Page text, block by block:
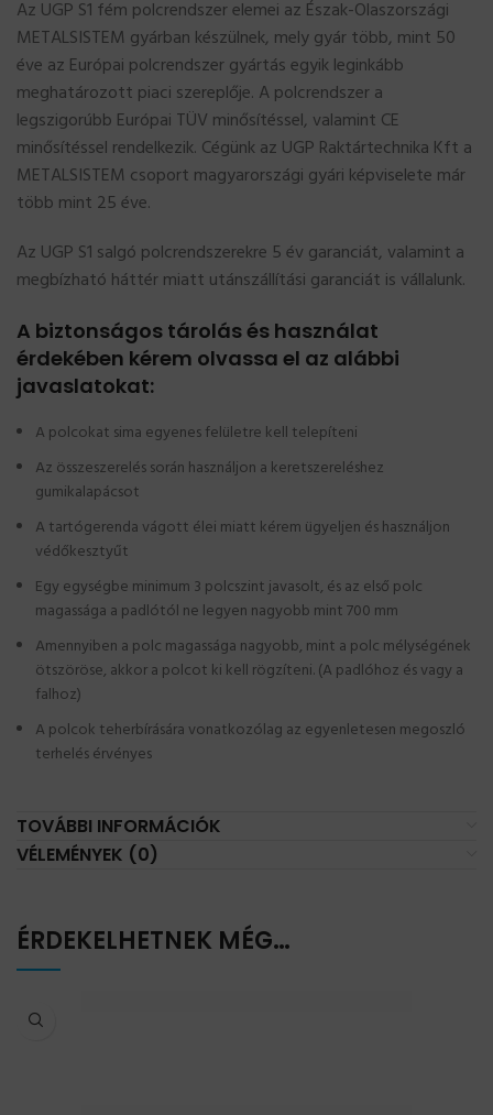
Az UGP S1 fém polcrendszer elemei az Észak-Olaszországi
METALSISTEM gyárban készülnek, mely gyár több, mint 50
éve az Európai polcrendszer gyártás egyik leginkább
meghatározott piaci szereplője. A polcrendszer a
legszigorúbb Európai TÜV minősítéssel, valamint CE
minősítéssel rendelkezik. Cégünk az UGP Raktártechnika Kft a
METALSISTEM csoport magyarországi gyári képviselete már
több mint 25 éve.
Az UGP S1 salgó polcrendszerekre 5 év garanciát, valamint a
megbízható háttér miatt utánszállítási garanciát is vállalunk.
A biztonságos tárolás és használat
érdekében kérem olvassa el az alábbi
javaslatokat:
A polcokat sima egyenes felületre kell telepíteni
Az összeszerelés során használjon a keretszereléshez
gumikalapácsot
A tartógerenda vágott élei miatt kérem ügyeljen és használjon
védőkesztyűt
Egy egységbe minimum 3 polcszint javasolt, és az első polc
magassága a padlótól ne legyen nagyobb mint 700 mm
Amennyiben a polc magassága nagyobb, mint a polc mélységének
ötszöröse, akkor a polcot ki kell rögzíteni. (A padlóhoz és vagy a
falhoz)
A polcok teherbírására vonatkozólag az egyenletesen megoszló
terhelés érvényes
TOVÁBBI INFORMÁCIÓK
VÉLEMÉNYEK (0)
ÉRDEKELHETNEK MÉG…